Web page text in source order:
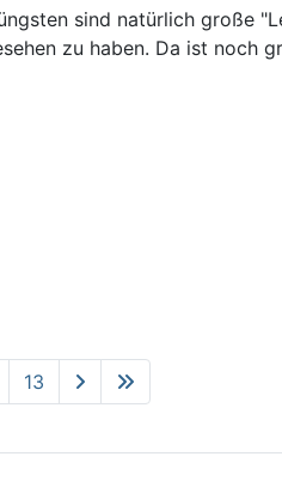
sind natürlich große
zu haben. Da ist noch
13